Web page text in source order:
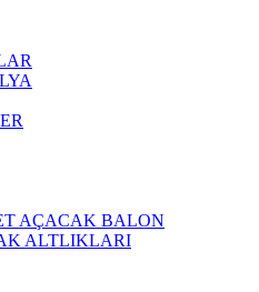
AÇACAK BALON
ALTLIKLARI